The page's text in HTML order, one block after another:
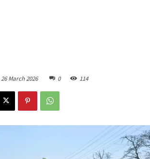
26 March 2026 0 114